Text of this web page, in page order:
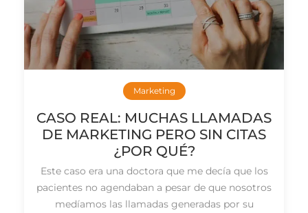
Marketing
CASO REAL: MUCHAS LLAMADAS
DE MARKETING PERO SIN CITAS
¿POR QUÉ?
Este caso era una doctora que me decía que los
pacientes no agendaban a pesar de que nosotros
medíamos las llamadas generadas por su